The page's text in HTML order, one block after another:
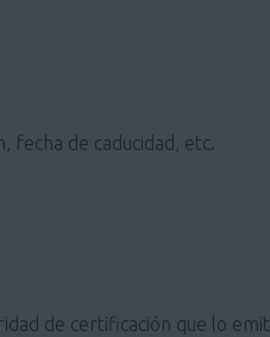
fecha de caducidad, etc.
de certificación que lo